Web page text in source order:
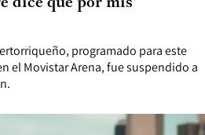
programado para este
el Movistar Arena, fue suspendido a
dice que por mis